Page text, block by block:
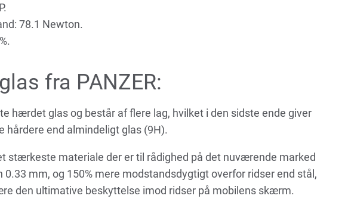
78.1 Newton.
fra PANZER:
hærdet glas og består af flere lag, hvilket i den sidste ende giver
hårdere end almindeligt glas (9H).
stærkeste materiale der er til rådighed på det nuværende marked
0.33 mm, og 150% mere modstandsdygtigt overfor ridser end stål,
den ultimative beskyttelse imod ridser på mobilens skærm.